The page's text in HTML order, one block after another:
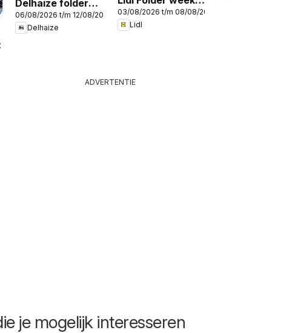
Delhaize folder
week 32
06/08/2026 t/m 12/08/2026
Delhaize
32
03/08/2026 t/m 08/08/2026
Lidl
ADVERTENTIE
je mogelijk interesseren